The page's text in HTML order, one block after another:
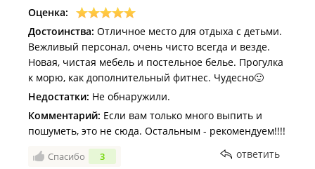
Базу рекомендую, впечатления остались
положительные.
Оценка:
Достоинства: Отличное место для отдыха с детьми.
Вежливый персонал, очень чисто всегда и везде.
Новая, чистая мебель и постельное белье. Прогулка
к морю, как дополнительный фитнес. Чудесно🙂
Недостатки: Не обнаружили.
Комментарий: Если вам только много выпить и
пошуметь, это не сюда. Остальным - рекомендуем!!!!
Спасибо 3 ответить